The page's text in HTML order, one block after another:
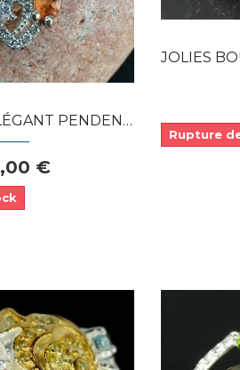
EN ARGENT 925...
€
JOLIES BOUCLES
Rupture